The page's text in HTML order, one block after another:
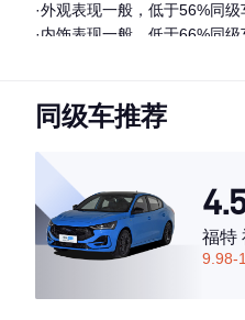
·外观表现一般，低于56%同级
·内饰表现一般，低于66%同级
同级车推荐
福特
9.98-